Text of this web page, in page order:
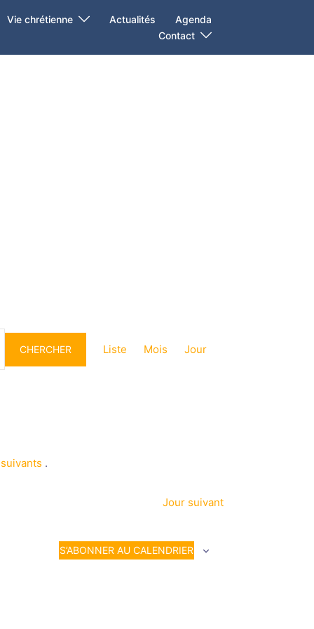
Vie chrétienne Actualités
Agenda
Contact
.
CHERCHER
de
vues
Liste Mois Jour
Jour suivant
S’ABONNER AU CALENDRIER